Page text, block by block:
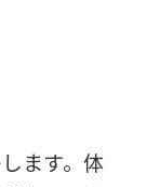
ます。体